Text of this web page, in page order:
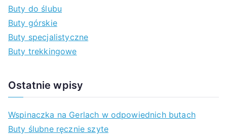
Buty do ślubu
Buty górskie
Buty specjalistyczne
Buty trekkingowe
Ostatnie wpisy
Wspinaczka na Gerlach w odpowiednich butach
Buty ślubne ręcznie szyte